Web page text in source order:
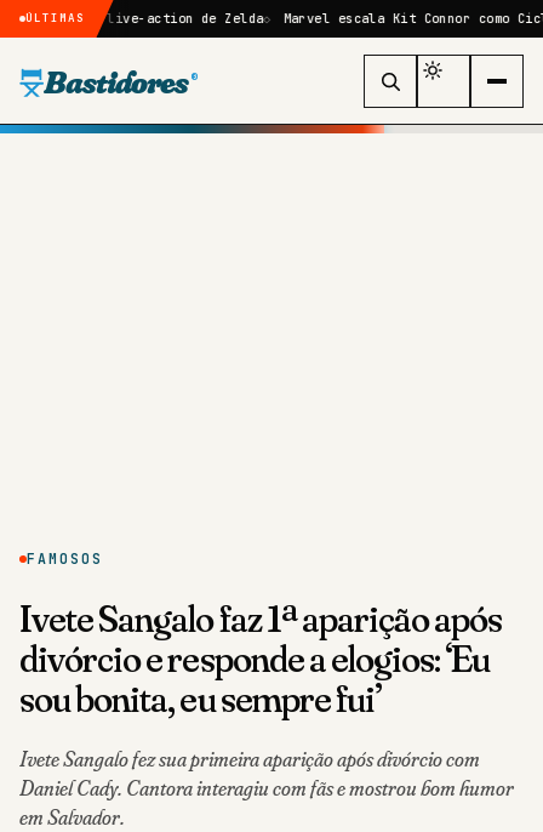
ÚLTIMAS
live-action de Zelda Marvel escala Kit Connor como Ciclope no
Bastidores ®
FAMOSOS
Ivete Sangalo faz 1ª aparição após
divórcio e responde a elogios: ‘Eu
sou bonita, eu sempre fui’
Ivete Sangalo fez sua primeira aparição após divórcio com
Daniel Cady. Cantora interagiu com fãs e mostrou bom humor
em Salvador.